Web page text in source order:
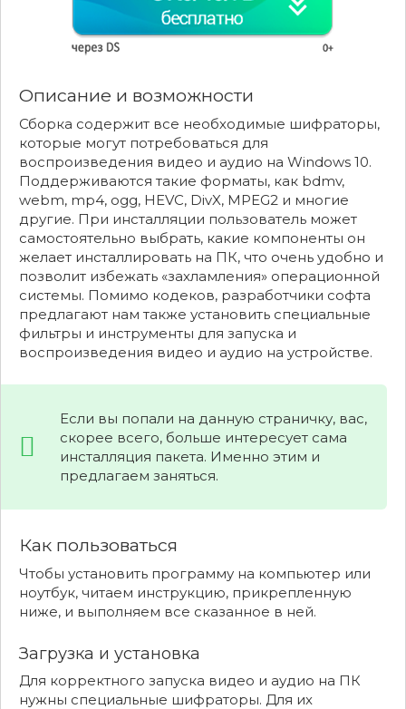
Описание и возможности
Сборка содержит все необходимые шифраторы,
которые могут потребоваться для
воспроизведения видео и аудио на Windows 10.
Поддерживаются такие форматы, как bdmv,
webm, mp4, ogg, HEVC, DivX, MPEG2 и многие
другие. При инсталляции пользователь может
самостоятельно выбрать, какие компоненты он
желает инсталлировать на ПК, что очень удобно и
позволит избежать «захламления» операционной
системы. Помимо кодеков, разработчики софта
предлагают нам также установить специальные
фильтры и инструменты для запуска и
воспроизведения видео и аудио на устройстве.
Если вы попали на данную страничку, вас,
скорее всего, больше интересует сама
инсталляция пакета. Именно этим и
предлагаем заняться.
Как пользоваться
Чтобы установить программу на компьютер или
ноутбук, читаем инструкцию, прикрепленную
ниже, и выполняем все сказанное в ней.
Загрузка и установка
Для корректного запуска видео и аудио на ПК
нужны специальные шифраторы. Для их